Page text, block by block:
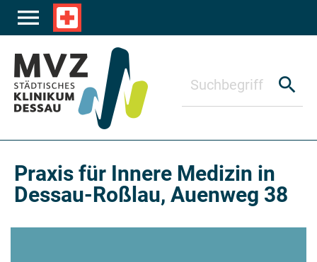
Zum Hauptinhalt springen
menu local_hospital
search
Praxis für Innere Medizin in
Dessau-Roßlau, Auenweg 38